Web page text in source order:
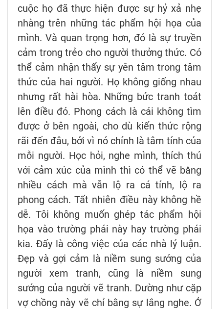
cuộc họ đã thực hiện được sự hỷ xả nhẹ
nhàng trên những tác phẩm hội họa của
mình. Và quan trọng hơn, đó là sự truyền
cảm trong trẻo cho người thưởng thức. Có
thể cảm nhận thấy sự yên tâm trong tâm
thức của hai người. Họ không giống nhau
nhưng rất hài hòa. Những bức tranh toát
lên điều đó. Phong cách là cái không tìm
được ở bên ngoài, cho dù kiến thức rộng
rãi đến đâu, bởi vì nó chính là tâm tính của
mỗi người. Học hỏi, nghe mình, thích thú
với cảm xúc của mình thì có thể vẽ bằng
nhiều cách mà vẫn lộ ra cá tính, lộ ra
phong cách. Tất nhiên điều này không hề
dễ. Tôi không muốn ghép tác phẩm hội
họa vào trường phái này hay trường phái
kia. Đấy là công việc của các nhà lý luận.
Đẹp và gợi cảm là niềm sung sướng của
người xem tranh, cũng là niềm sung
sướng của người vẽ tranh. Dường như cặp
vợ chồng này vẽ chỉ bằng sự lắng nghe. Ở